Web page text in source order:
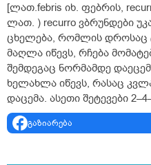
[ლათ.febris იხ. ფებრის,
ლათ. ) recurro ვბრუნდები
ცხელება, რომლის დროსაც
მაღლა იწევს, რჩება
შემდეგაც ნორმამდე
ხელახლა იწევს, რასაც
დაცემა. ასეთი შეტევები
გაზიარება